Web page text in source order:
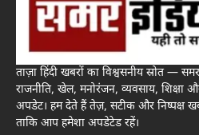
ताज़ा हिंदी खबरों का विश्वसनीय स्रोत — समर
राजनीति, खेल, मनोरंजन, व्यवसाय, शिक्षा
अपडेट। हम देते हैं तेज़, सटीक और निष्पक्ष
ताकि आप हमेशा अपडेटेड रहें।